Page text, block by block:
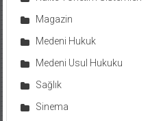
Magazin
Medeni Hukuk
Medeni Usul Hukuku
Sağlık
Sinema